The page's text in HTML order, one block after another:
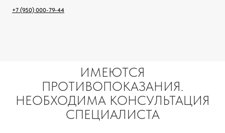
+7 (950) 000-79-44
ИМЕЮТСЯ
ПРОТИВОПОКАЗАНИЯ.
НЕОБХОДИМА КОНСУЛЬТАЦИЯ
СПЕЦИАЛИСТА